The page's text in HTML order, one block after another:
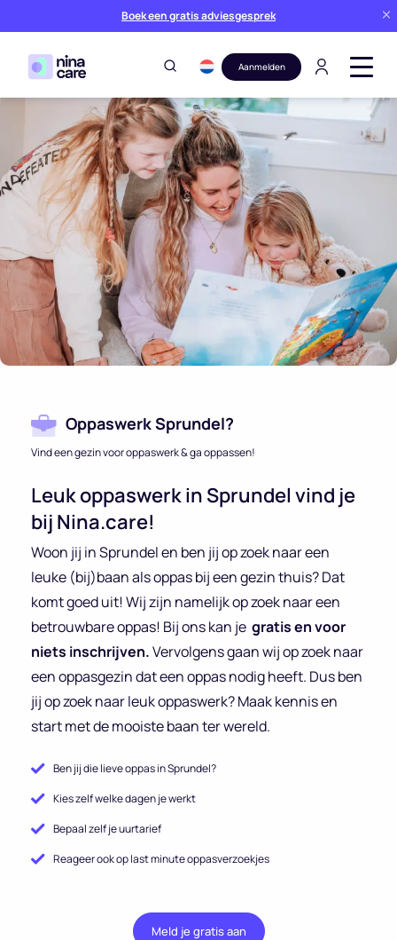
Boek een gratis adviesgesprek
Aanmelden
Oppaswerk Sprundel?
Vind een gezin voor oppaswerk & ga oppassen!
Leuk oppaswerk in Sprundel vind je
bij Nina.care!
Woon jij in Sprundel en ben jij op zoek naar een
leuke (bij)baan als oppas bij een gezin thuis? Dat
komt goed uit! Wij zijn namelijk op zoek naar een
betrouwbare oppas! Bij ons kan je gratis en voor
niets inschrijven.Vervolgens gaan wij op zoek naar
een oppasgezin dat een oppas nodig heeft. Dus ben
jij op zoek naar leuk oppaswerk? Maak kennis en
start met de mooiste baan ter wereld.
Ben jij die lieve oppas in Sprundel?
Kies zelf welke dagen je werkt
Bepaal zelf je uurtarief
Reageer ook op last minute oppasverzoekjes
Meld je gratis aan